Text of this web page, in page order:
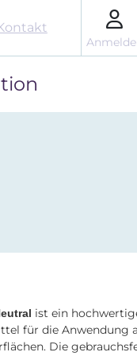
ist ein
für die Anwendung
Die